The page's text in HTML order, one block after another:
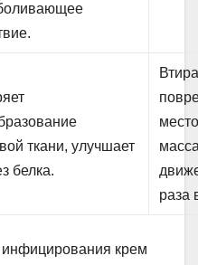
ткани, улучшает
белка.
раза
крем